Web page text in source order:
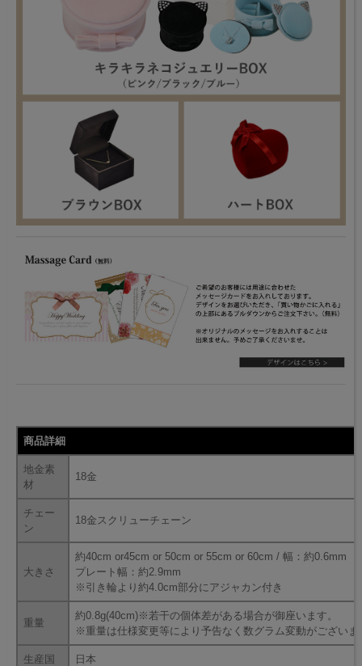
商品詳細
地金素
材
18金
チェー
ン
18金スクリューチェーン
大きさ
約40cm or45cm or 50cm or 55cm or 60cm / 幅：約0.6mm
プレート幅：約2.9mm
※引き輪より約4.0cm部分にアジャカン付き
重量
約0.8g(40cm)※若干の個体差がある場合が御座います。
※重量は仕様変更等により予告なく数グラム変動がございま
生産国 日本